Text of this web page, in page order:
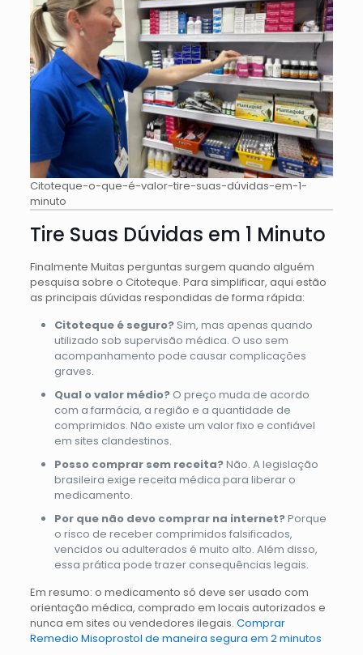
Citoteque-o-que-é-valor-tire-suas-dúvidas-em-1-
minuto
Tire Suas Dúvidas em 1 Minuto
Finalmente Muitas perguntas surgem quando alguém
pesquisa sobre o Citoteque. Para simplificar, aqui estão
as principais dúvidas respondidas de forma rápida:
Citoteque é seguro?Sim, mas apenas quando
utilizado sob supervisão médica. O uso sem
acompanhamento pode causar complicações
graves.
Qual o valor médio?O preço muda de acordo
com a farmácia, a região e a quantidade de
comprimidos. Não existe um valor fixo e confiável
em sites clandestinos.
Posso comprar sem receita?Não. A legislação
brasileira exige receita médica para liberar o
medicamento.
Por que não devo comprar na internet?Porque
o risco de receber comprimidos falsificados,
vencidos ou adulterados é muito alto. Além disso,
essa prática pode trazer consequências legais.
Em resumo: o medicamento só deve ser usado com
orientação médica, comprado em locais autorizados e
nunca em sites ou vendedores ilegais. Comprar
Remedio Misoprostol de maneira segura em 2 minutos